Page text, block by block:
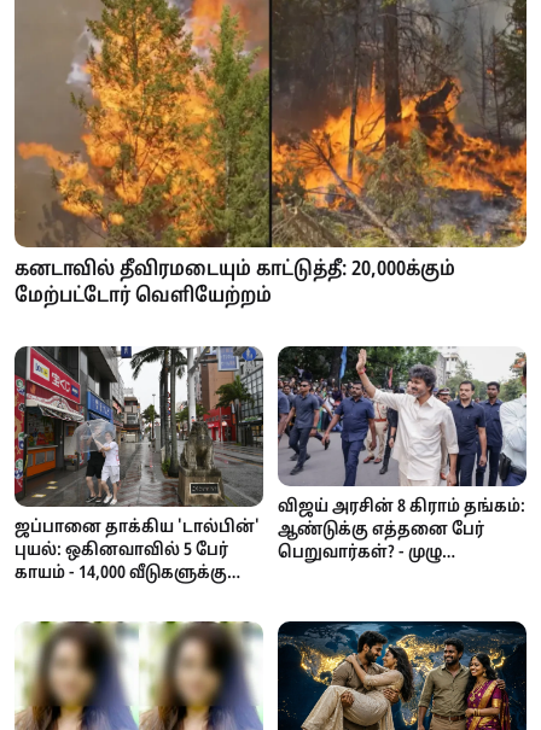
கனடாவில் தீவிரமடையும் காட்டுத்தீ: 20,000க்கும்
மேற்பட்டோர் வெளியேற்றம்
ஜப்பானை தாக்கிய 'டால்பின்'
புயல்: ஒகினவாவில் 5 பேர்
காயம் - 14,000 வீடுகளுக்கு
நகரும் புயல்
விஜய் அரசின் 8 கிராம் தங்கம்:
ஆண்டுக்கு எத்தனை பேர்
பெறுவார்கள்? - முழு